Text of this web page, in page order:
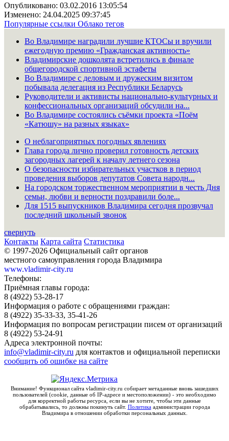
Опубликовано: 03.02.2016 13:05:54
Изменено: 24.04.2025 09:37:45
Популярные ссылки Облако тегов
Во Владимире наградили лучшие КТОСы и вручили
ежегодную премию «Гражданская активность»
Владимирские дошколята встретились в финале
общегородской спортивной эстафеты
Во Владимире с деловым и дружеским визитом
побывала делегация из Республики Беларусь
Руководители и активисты национально-культурных и
конфессиональных организаций обсудили на...
Во Владимире состоялись съёмки проекта «Поём
«Катюшу» на разных языках»
О неблагоприятных погодных явлениях
Глава города лично проверил готовность детских
загородных лагерей к началу летнего сезона
О безопасности избирательных участков в период
проведения выборов депутатов Совета народн...
На городском торжественном мероприятии в честь Дня
семьи, любви и верности поздравили боле...
Для 1515 выпускников Владимира сегодня прозвучал
последний школьный звонок
свернуть
Контакты Карта сайта Статистика
© 1997-2026 Официальный сайт органов
местного самоуправления города Владимира
www.vladimir-city.ru
Телефоны:
Приёмная главы города:
8 (4922) 53-28-17
Информация о работе с обращениями граждан:
8 (4922) 35-33-33, 35-41-26
Информация по вопросам регистрации писем от организаций
8 (4922) 53-24-91
Адреса электронной почты:
info@vladimir-city.ru для контактов и официальной переписки
сообщить об ошибке на сайте
Внимание! Функционал сайта vladimir-city.ru собирает метаданные вновь зашедших
пользователей (cookie, данные об IP-адресе и местоположении) - это необходимо
для корректной работы ресурса, если вы не хотите, чтобы эти данные
обрабатывались, то должны покинуть сайт. Политикаадминистрации города
Владимира в отношении обработки персональных данных.